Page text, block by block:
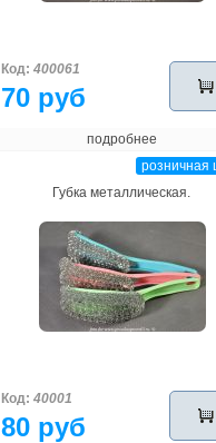
Код: 400061
70 руб
подробнее
розничная
Губка металлическая.
Код: 40001
80 руб